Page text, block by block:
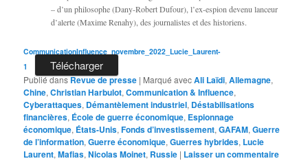
– d’un philosophe (Dany-Robert Dufour), l’ex-espion devenu lanceur
d’alerte (Maxime Renahy), des journalistes et des historiens.
CommunicationInfluence_novembre_2022_Lucie_Laurent-
1
Télécharger
Publié dansRevue de presse | Marqué avecAli Laïdi,Allemagne,
Chine,Christian Harbulot,Communication & Influence,
Cyberattaques, Démantèlement industriel, Déstabilisations
financières, École de guerre économique, Espionnage
économique, États-Unis,Fonds d’investissement,GAFAM,Guerre
de l’information,Guerre économique,Guerres hybrides, Lucie
Laurent,Mafias,Nicolas Moinet, Russie | Laisser un commentaire